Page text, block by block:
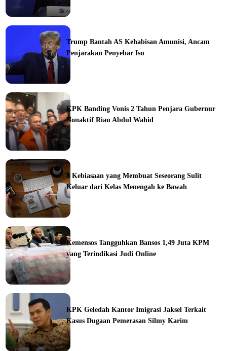
Trump Bantah AS Kehabisan Amunisi, Ancam
Penjarakan Penyebar Isu
KPK Banding Vonis 2 Tahun Penjara Gubernur
Nonaktif Riau Abdul Wahid
8 Kebiasaan yang Membuat Seseorang Sulit
Keluar dari Kelas Menengah ke Bawah
Kemensos Tangguhkan Bansos 1,49 Juta KPM
yang Terindikasi Judi Online
KPK Geledah Kantor Imigrasi Jaksel Terkait
Kasus Dugaan Pemerasan Silmy Karim